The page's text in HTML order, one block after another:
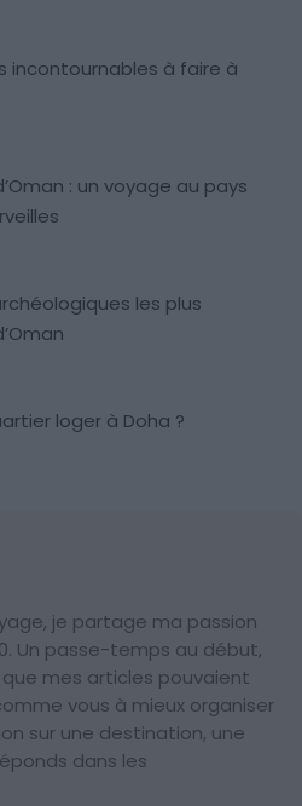
incontournables à faire à
: un voyage au pays
les plus
loger à Doha ?
je partage ma passion
Un passe-temps au début,
mes articles pouvaient
vous à mieux organiser
sur une destination, une
dans les